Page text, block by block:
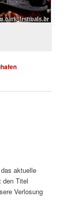
aktuelle
den Titel
Verlosung